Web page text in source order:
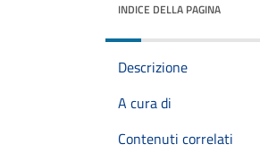
INDICE DELLA PAGINA
Descrizione
A cura di
Contenuti correlati